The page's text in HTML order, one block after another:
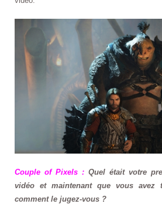
Couple of Pixels : Quel était votre
vidéo et maintenant que vous avez
comment le jugez-vous ?